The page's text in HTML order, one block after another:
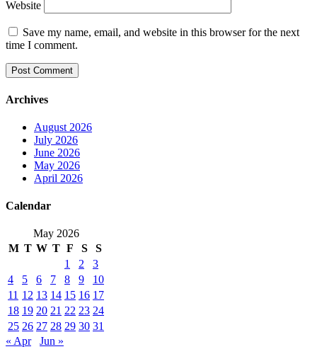
Website
Save my name, email, and website in this browser for the next
time I comment.
Archives
August 2026
July 2026
June 2026
May 2026
April 2026
Calendar
May 2026
M T W T F S
S
1
2
3
4
5 6 7 8 9
10
11 12 13 14 15 16 17
18 19 20 21 22 23 24
25 26 27 28 29 30 31
« Apr
Jun »